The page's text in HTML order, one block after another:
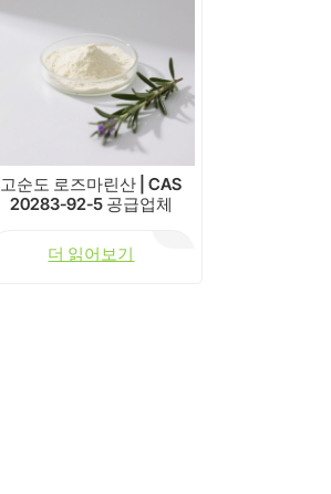
고순도 로즈마린산 | CAS
20283-92-5 공급업체
더 읽어보기